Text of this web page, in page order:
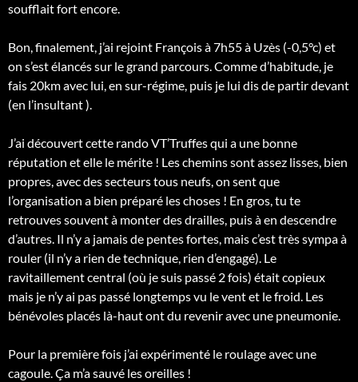
soufflait fort encore.
Bon, finalement, j’ai rejoint François à 7h55 à Uzès (-0,5°c) et
on s’est élancés sur le grand parcours. Comme d’habitude, je
fais 20km avec lui, en sur-régime, puis je lui dis de partir devant
(en l’insultant ).
J’ai découvert cette rando VT’Truffes qui a une bonne
réputation et elle le mérite ! Les chemins sont assez lisses, bien
propres, avec des secteurs tous neufs, on sent que
l’organisation a bien préparé les choses ! En gros, tu te
retrouves souvent à monter des drailles, puis à en descendre
d’autres. Il n’y a jamais de pentes fortes, mais c’est très sympa à
rouler (il n’y a rien de technique, rien d’engagé). Le
ravitaillement central (où je suis passé 2 fois) était copieux
mais je n’y ai pas passé longtemps vu le vent et le froid. Les
bénévoles placés là-haut ont du revenir avec une pneumonie.
Pour la première fois j’ai expérimenté le roulage avec une
cagoule. Ça m’a sauvé les oreilles !